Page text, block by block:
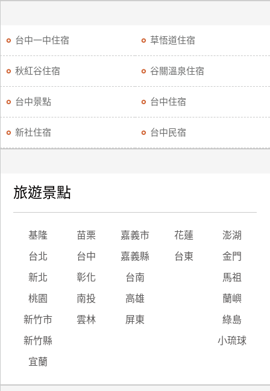
台中一中住宿 草悟道住宿
秋紅谷住宿 谷關溫泉住宿
台中景點 台中住宿
新社住宿 台中民宿
旅遊景點
基隆 苗栗 嘉義市 花蓮 澎湖
台北 台中 嘉義縣 台東 金門
新北 彰化 台南 馬祖
桃園 南投 高雄 蘭嶼
新竹市 雲林 屏東 綠島
新竹縣 小琉球
宜蘭